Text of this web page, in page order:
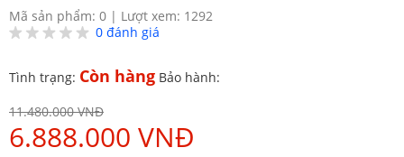
Mã sản phẩm: 0 | Lượt xem: 1292
0 đánh giá
Tình trạng: Còn hàng Bảo hành:
11.480.000 VNĐ
6.888.000 VNĐ